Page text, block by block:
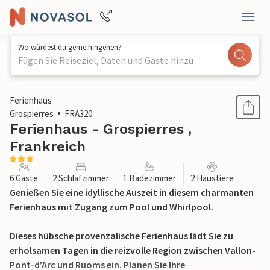
Wo würdest du gerne hingehen?
Fügen Sie Reiseziel, Daten und Gäste hinzu
1 / 27
Ferienhaus
Grospierres
FRA320
Ferienhaus - Grospierres ,
Frankreich
6 Gäste 2 Schlafzimmer 1 Badezimmer 2 Haustiere
Genießen Sie eine idyllische Auszeit in diesem charmanten
Ferienhaus mit Zugang zum Pool und Whirlpool.
Dieses hübsche provenzalische Ferienhaus lädt Sie zu
erholsamen Tagen in die reizvolle Region zwischen Vallon-
Pont-d’Arc und Ruoms ein. Planen Sie Ihre